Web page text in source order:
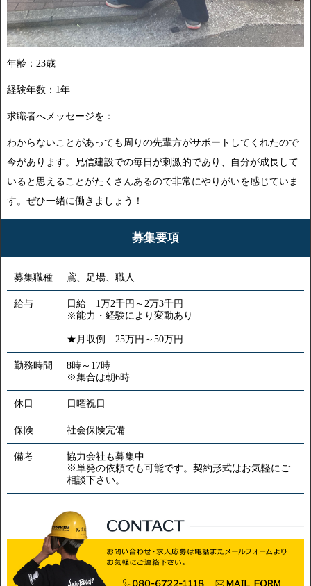
年齢：23歳
経験年数：1年
求職者へメッセージを：
わからないことがあっても周りの先輩方がサポートしてくれたので
今があります。兄信建設での毎日が刺激的であり、自分が成長して
いると思えることがたくさんあるので非常にやりがいを感じていま
す。ぜひ一緒に働きましょう！
募集要項
募集職種 鳶、足場、職人
給与
日給 1万2千円～2万3千円
※能力・経験により変動あり
★月収例 25万円～50万円
勤務時間
8時～17時
※集合は朝6時
休日 日曜祝日
保険 社会保険完備
備考
協力会社も募集中
※単発の依頼でも可能です。契約形式はお気軽にご
相談下さい。